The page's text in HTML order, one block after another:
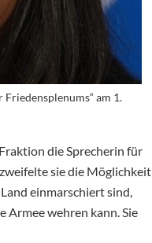
am 1.
die Sprecherin für
sie die Möglichkeit
einmarschiert sind,
Armee wehren kann. Sie